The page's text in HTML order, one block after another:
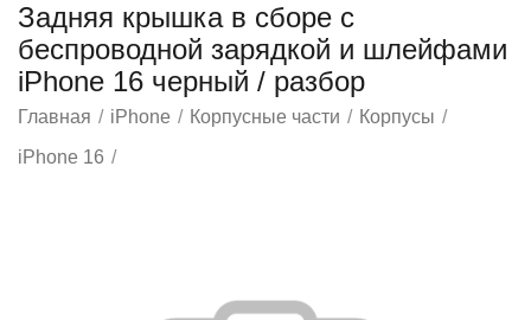
Задняя крышка в сборе с
беспроводной зарядкой и шлейфами
iPhone 16 черный / разбор
Главная / iPhone / Корпусные части / Корпусы /
iPhone 16 /